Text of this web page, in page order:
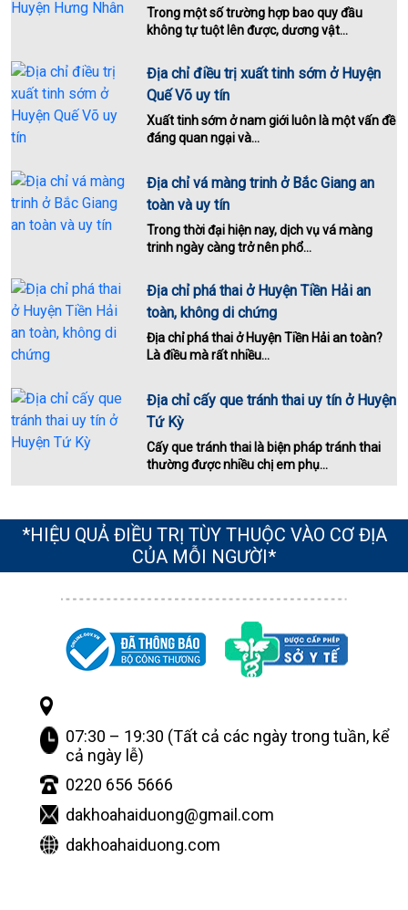
Trong một số trường hợp bao quy đầu
không tự tuột lên được, dương vật...
Địa chỉ điều trị xuất tinh sớm ở Huyện
Quế Võ uy tín
Xuất tinh sớm ở nam giới luôn là một vấn đề
đáng quan ngại và...
Địa chỉ vá màng trinh ở Bắc Giang an
toàn và uy tín
Trong thời đại hiện nay, dịch vụ vá màng
trinh ngày càng trở nên phổ...
Địa chỉ phá thai ở Huyện Tiền Hải an
toàn, không di chứng
Địa chỉ phá thai ở Huyện Tiền Hải an toàn?
Là điều mà rất nhiều...
Địa chỉ cấy que tránh thai uy tín ở Huyện
Tứ Kỳ
Cấy que tránh thai là biện pháp tránh thai
thường được nhiều chị em phụ...
*HIỆU QUẢ ĐIỀU TRỊ TÙY THUỘC VÀO CƠ ĐỊA
CỦA MỖI NGƯỜI*
07:30 – 19:30 (Tất cả các ngày trong tuần, kể
cả ngày lễ)
0220 656 5666
dakhoahaiduong@gmail.com
dakhoahaiduong.com